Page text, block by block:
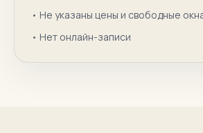
• Не указаны цены и свободные
• Нет онлайн-записи